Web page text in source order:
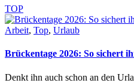
TOP
Arbeit, Top, Urlaub
Brückentage 2026: So sichert
Denkt ihn auch schon an den